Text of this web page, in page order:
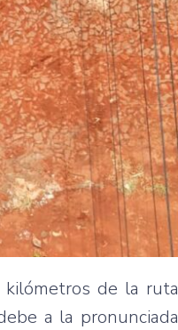
de la ruta
a la pronunciada